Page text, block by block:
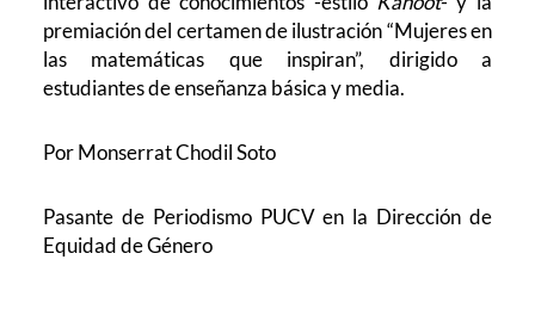
premiación del certamen de ilustración “Mujeres en
las matemáticas que inspiran”, dirigido a
estudiantes de enseñanza básica y media.
Por Monserrat Chodil Soto
Pasante de Periodismo PUCV en la Dirección de
Equidad de Género